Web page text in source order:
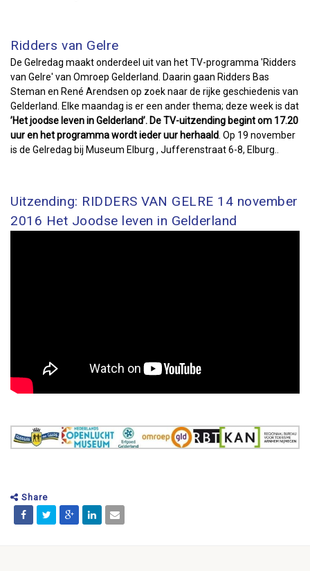
Ridders van Gelre
De Gelredag maakt onderdeel uit van het TV-programma 'Ridders
van Gelre' van Omroep Gelderland. Daarin gaan Ridders Bas
Steman en René Arendsen op zoek naar de rijke geschiedenis van
Gelderland. Elke maandag is er een ander thema; deze week is dat
’Het joodse leven in Gelderland’. De TV-uitzending begint om 17.20
uur en het programma wordt ieder uur herhaald . Op 19 november
is de Gelredag bij Museum Elburg , Jufferenstraat 6-8, Elburg..
Uitzending: RIDDERS VAN GELRE 14 november
2016 Het Joodse leven in Gelderland
Share